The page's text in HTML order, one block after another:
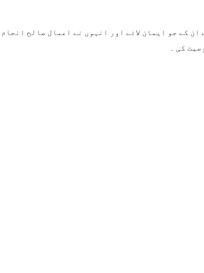
کی ۔ ۲۔ کہ سب انسان خسارے میں ہیں ۔ ۳۔ سوائے ان کے جو ایمان لائے اور انہوں نے
کی ۔